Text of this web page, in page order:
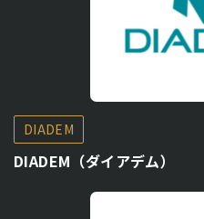
DIADEM
DIADEM（ダイアデム）